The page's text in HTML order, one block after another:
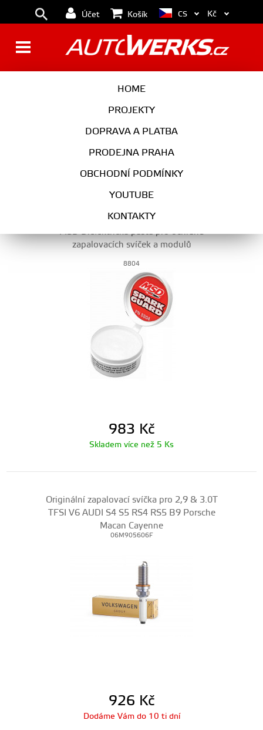
Účet Košík
HOME
PROJEKTY
DOPRAVA A PLATBA
PRODEJNA PRAHA
OBCHODNÍ PODMÍNKY
YOUTUBE
KONTAKTY
CS Kč
MOTOR
MSD Dielektrická pasta pro ochranu
zapalovacích svíček a modulů
8804
983 Kč
Skladem více než 5 Ks
Originální zapalovací svíčka pro 2,9 & 3.0T
TFSI V6 AUDI S4 S5 RS4 RS5 B9 Porsche
Macan Cayenne
06M905606F
926 Kč
Dodáme Vám do 10 ti dní